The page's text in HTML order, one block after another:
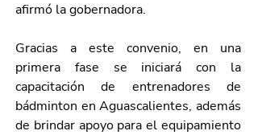
afirmó la gobernadora.
Gracias a este convenio, en una
primera fase se iniciará con la
capacitación de entrenadores de
bádminton en Aguascalientes, además
de brindar apoyo para el equipamiento